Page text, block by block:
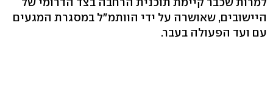
היישובים, שאושרה על ידי הוותמ"ל במסגרת המגעים
עם ועד הפעולה בעבר.